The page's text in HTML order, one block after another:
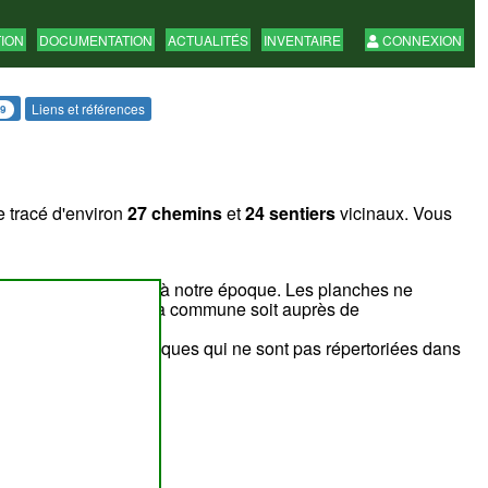
DOCUMENTATION ACTUALITÉS INVENTAIRE CONNEXION
Liens et références
tracé d'environ 27 cheminset24 sentiersvicinaux. Vous
ouvert au public à notre époque. Les planches ne
soit auprès de la commune soit auprès de
de voiries publiques qui ne sont pas répertoriées dans